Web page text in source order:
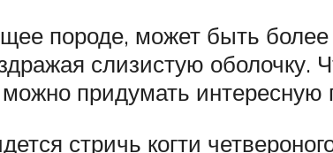
породе, может быть
слизистую
придумать интересную
стричь когти